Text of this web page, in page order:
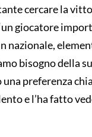
cercare la
giocatore
nazionale,
bisogno della
preferenza
e l’ha fatto